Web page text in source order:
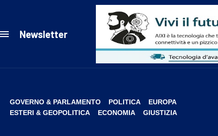
Newsletter
GOVERNO & PARLAMENTO POLITICA
EUROPA
ESTERI & GEOPOLITICA
ECONOMIA GIUSTIZIA